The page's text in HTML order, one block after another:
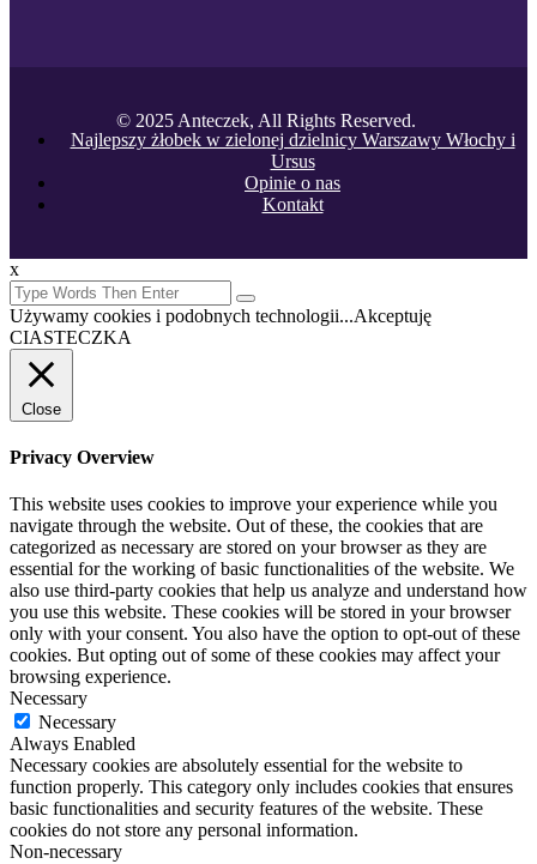
© 2025 Anteczek, All Rights Reserved.
Najlepszy żłobek w zielonej dzielnicy Warszawy Włochy i
Ursus
Opinie o nas
Kontakt
x
Używamy cookies i podobnych technologii...Akceptuję
CIASTECZKA
Close
Privacy Overview
This website uses cookies to improve your experience while you
navigate through the website. Out of these, the cookies that are
categorized as necessary are stored on your browser as they are
essential for the working of basic functionalities of the website. We
also use third-party cookies that help us analyze and understand how
you use this website. These cookies will be stored in your browser
only with your consent. You also have the option to opt-out of these
cookies. But opting out of some of these cookies may affect your
browsing experience.
Necessary
Necessary
Always Enabled
Necessary cookies are absolutely essential for the website to
function properly. This category only includes cookies that ensures
basic functionalities and security features of the website. These
cookies do not store any personal information.
Non-necessary